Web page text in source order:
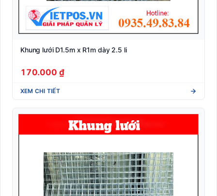
Khung lưới D1.5m x R1m dày 2.5 li
170.000 ₫
XEM CHI TIẾT